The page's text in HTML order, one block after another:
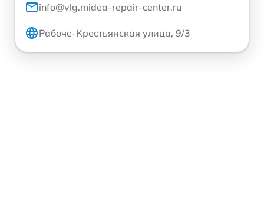
info@vlg.midea-repair-center.ru
Рабоче-Крестьянская улица, 9/3